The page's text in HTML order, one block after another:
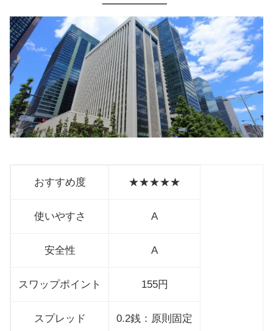
おすすめ度 ★★★★★
使いやすさ A
安全性 A
スワップポイント 155円
スプレッド 0.2銭：原則固定